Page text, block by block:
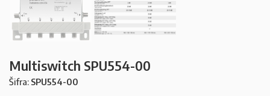
Multiswitch SPU554-00
Šifra: SPU554-00